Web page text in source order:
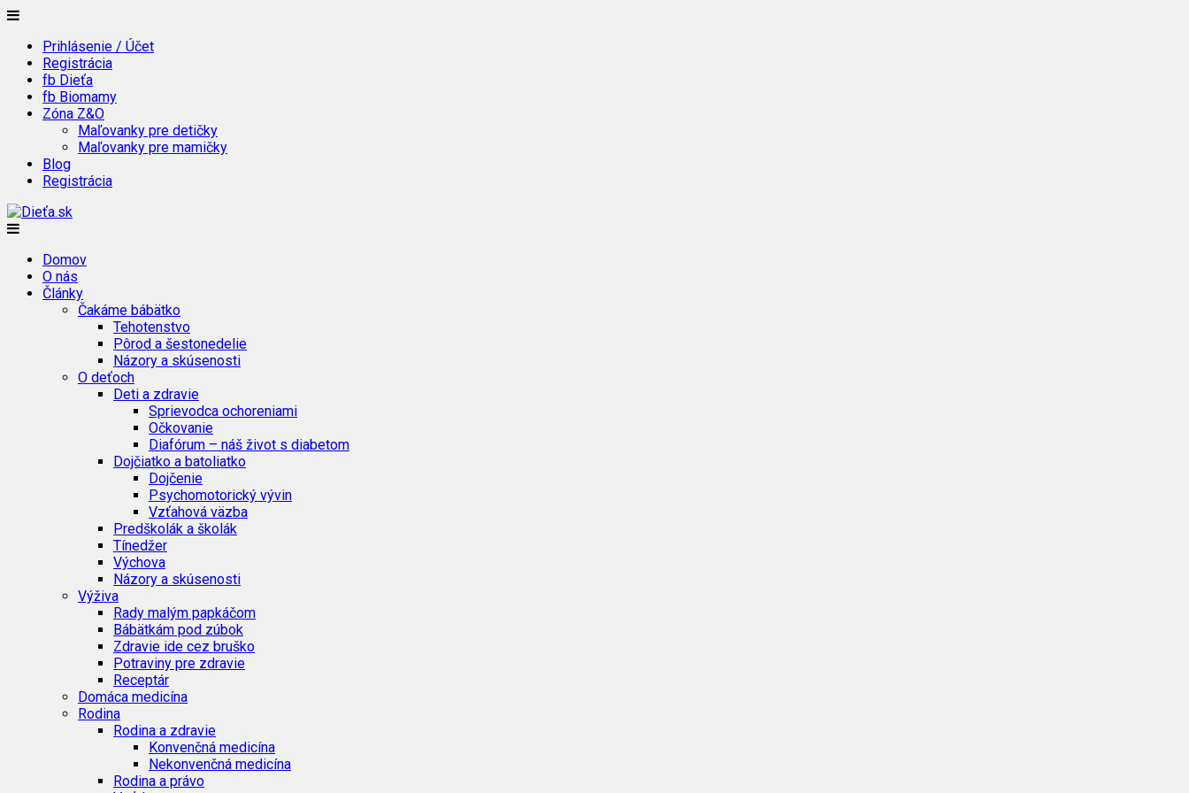
Prihlásenie / Účet
Registrácia
fb Dieťa
fb Biomamy
Zóna Z&O
Maľovanky pre detičky
Maľovanky pre mamičky
Blog
Registrácia
Domov
O nás
Články
Čakáme bábätko
Tehotenstvo
Pôrod a šestonedelie
Názory a skúsenosti
O deťoch
Deti a zdravie
Sprievodca ochoreniami
Očkovanie
Diafórum – náš život s diabetom
Dojčiatko a batoliatko
Dojčenie
Psychomotorický vývin
Vzťahová väzba
Predškolák a školák
Tínedžer
Výchova
Názory a skúsenosti
Výživa
Rady malým papkáčom
Bábätkám pod zúbok
Zdravie ide cez bruško
Potraviny pre zdravie
Receptár
Domáca medicína
Rodina
Rodina a zdravie
Konvenčná medicína
Nekonvenčná medicína
Rodina a právo